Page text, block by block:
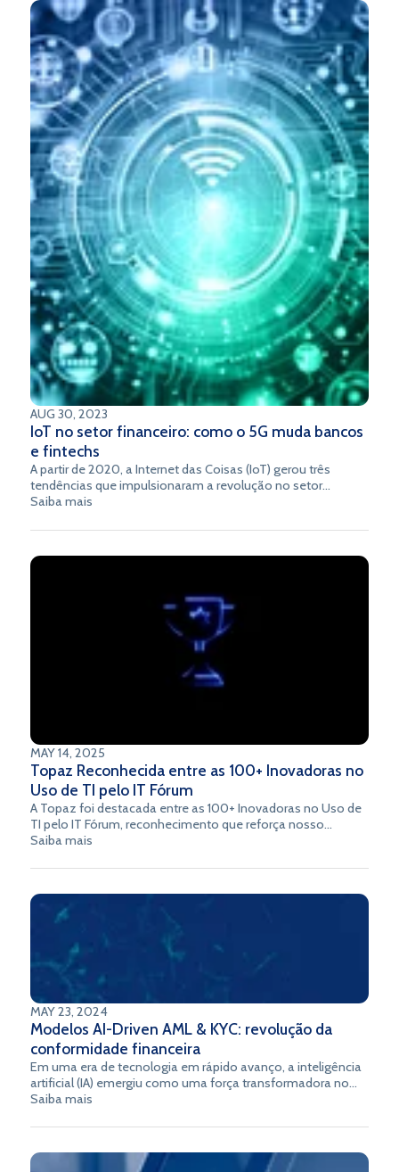
AUG 30, 2023
IoT no setor financeiro: como o 5G muda bancos
e fintechs
A partir de 2020, a Internet das Coisas (IoT) gerou três
tendências que impulsionaram a revolução no setor
bancário e financeiro: a aceleração dos pagamentos
conectados e o aumento do uso de inteligência artificial.
Saiba mais
MAY 14, 2025
Topaz Reconhecida entre as 100+ Inovadoras no
Uso de TI pelo IT Fórum
A Topaz foi destacada entre as 100+ Inovadoras no Uso de
TI pelo IT Fórum, reconhecimento que reforça nosso
compromisso com a transformação digital e a segurança
resultado de um projeto de Inteligência Artificial (IA) que
inovação e impacto nos negócios.
Saiba mais
MAY 23, 2024
Modelos AI-Driven AML & KYC: revolução da
conformidade financeira
Em uma era de tecnologia em rápido avanço, a inteligência
artificial (IA) emergiu como uma força transformadora no
âmbito da conformidade financeira, particularmente nos
Conheça Seu Cliente (KYC). Este artigo explora a evolução e
foco específico em como soluções inovadoras de
Saiba mais